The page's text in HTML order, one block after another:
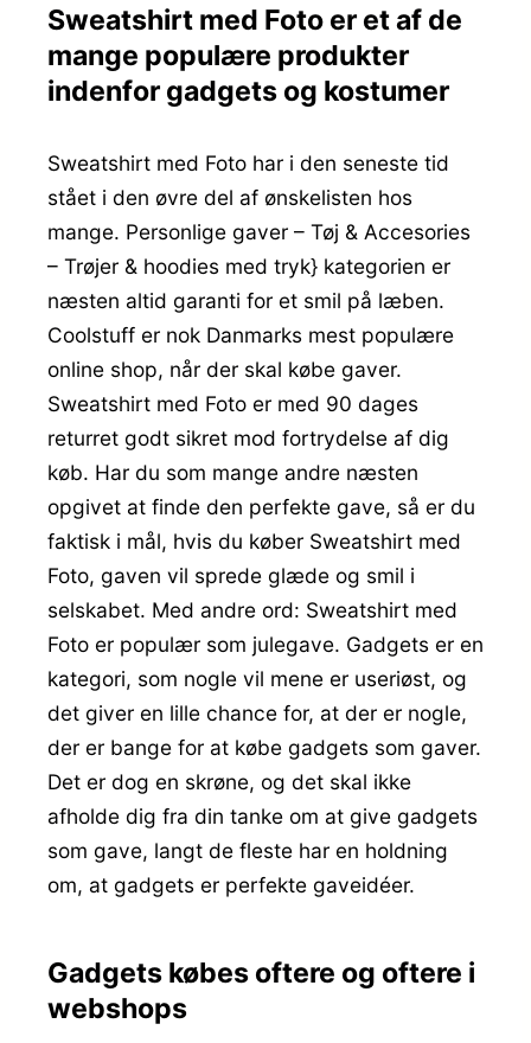
Sweatshirt med Foto er et af de
mange populære produkter
indenfor gadgets og kostumer
Sweatshirt med Foto har i den seneste tid
stået i den øvre del af ønskelisten hos
mange. Personlige gaver – Tøj & Accesories
– Trøjer & hoodies med tryk} kategorien er
næsten altid garanti for et smil på læben.
Coolstuff er nok Danmarks mest populære
online shop, når der skal købe gaver.
Sweatshirt med Foto er med 90 dages
returret godt sikret mod fortrydelse af dig
køb. Har du som mange andre næsten
opgivet at finde den perfekte gave, så er du
faktisk i mål, hvis du køber Sweatshirt med
Foto, gaven vil sprede glæde og smil i
selskabet. Med andre ord: Sweatshirt med
Foto er populær som julegave. Gadgets er en
kategori, som nogle vil mene er useriøst, og
det giver en lille chance for, at der er nogle,
der er bange for at købe gadgets som gaver.
Det er dog en skrøne, og det skal ikke
afholde dig fra din tanke om at give gadgets
som gave, langt de fleste har en holdning
om, at gadgets er perfekte gaveidéer.
Gadgets købes oftere og oftere i
webshops